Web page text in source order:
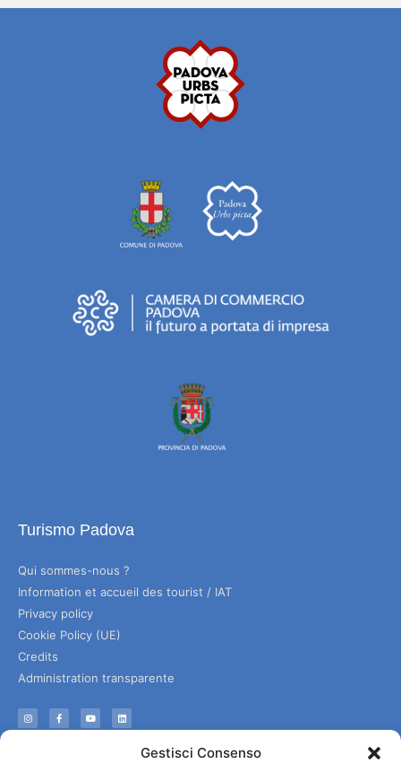
Gestisci Consenso
Turismo Padova
Qui sommes-nous ?
Information et accueil des tourist / IAT
Privacy policy
Cookie Policy (UE)
Credits
Administration transparente